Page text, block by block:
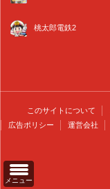
メニュー
桃太郎電鉄2
このサイトについて
広告ポリシー
運営会社